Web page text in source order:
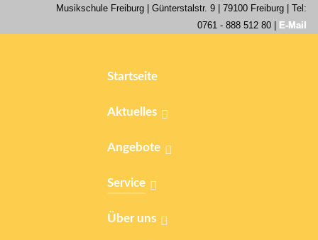
Musikschule Freiburg | Günterstalstr. 9
| 79100 Freiburg | Tel:
0761 - 888 512 80 |
E-Mail
Startseite
Aktuelles
Angebote
Service
Über uns